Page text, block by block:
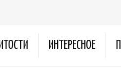
ИНТЕРЕСНОЕ